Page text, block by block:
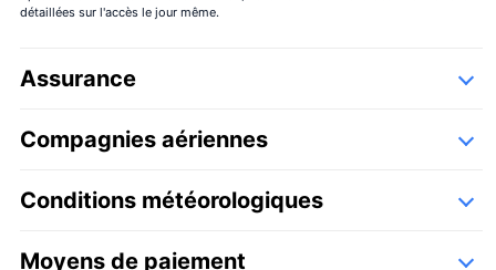
détaillées sur l'accès le jour même.
Assurance
Compagnies aériennes
Skyview
Conditions météorologiques
Moyens de paiement